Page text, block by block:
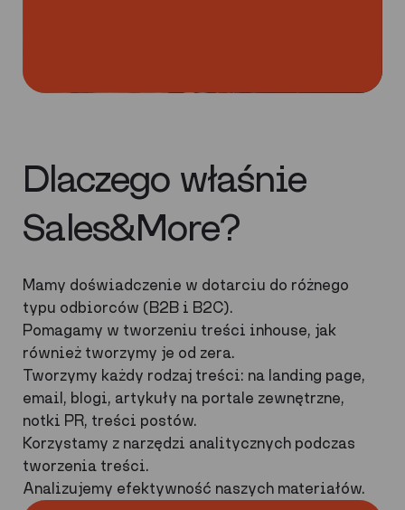
Dlaczego właśnie
Sales&More?
Mamy doświadczenie w dotarciu do różnego
typu odbiorców (B2B i B2C).
Pomagamy w tworzeniu treści inhouse, jak
również tworzymy je od zera.
Tworzymy każdy rodzaj treści: na landing page,
email, blogi, artykuły na portale zewnętrzne,
notki PR, treści postów.
Korzystamy z narzędzi analitycznych podczas
tworzenia treści.
Analizujemy efektywność naszych materiałów.